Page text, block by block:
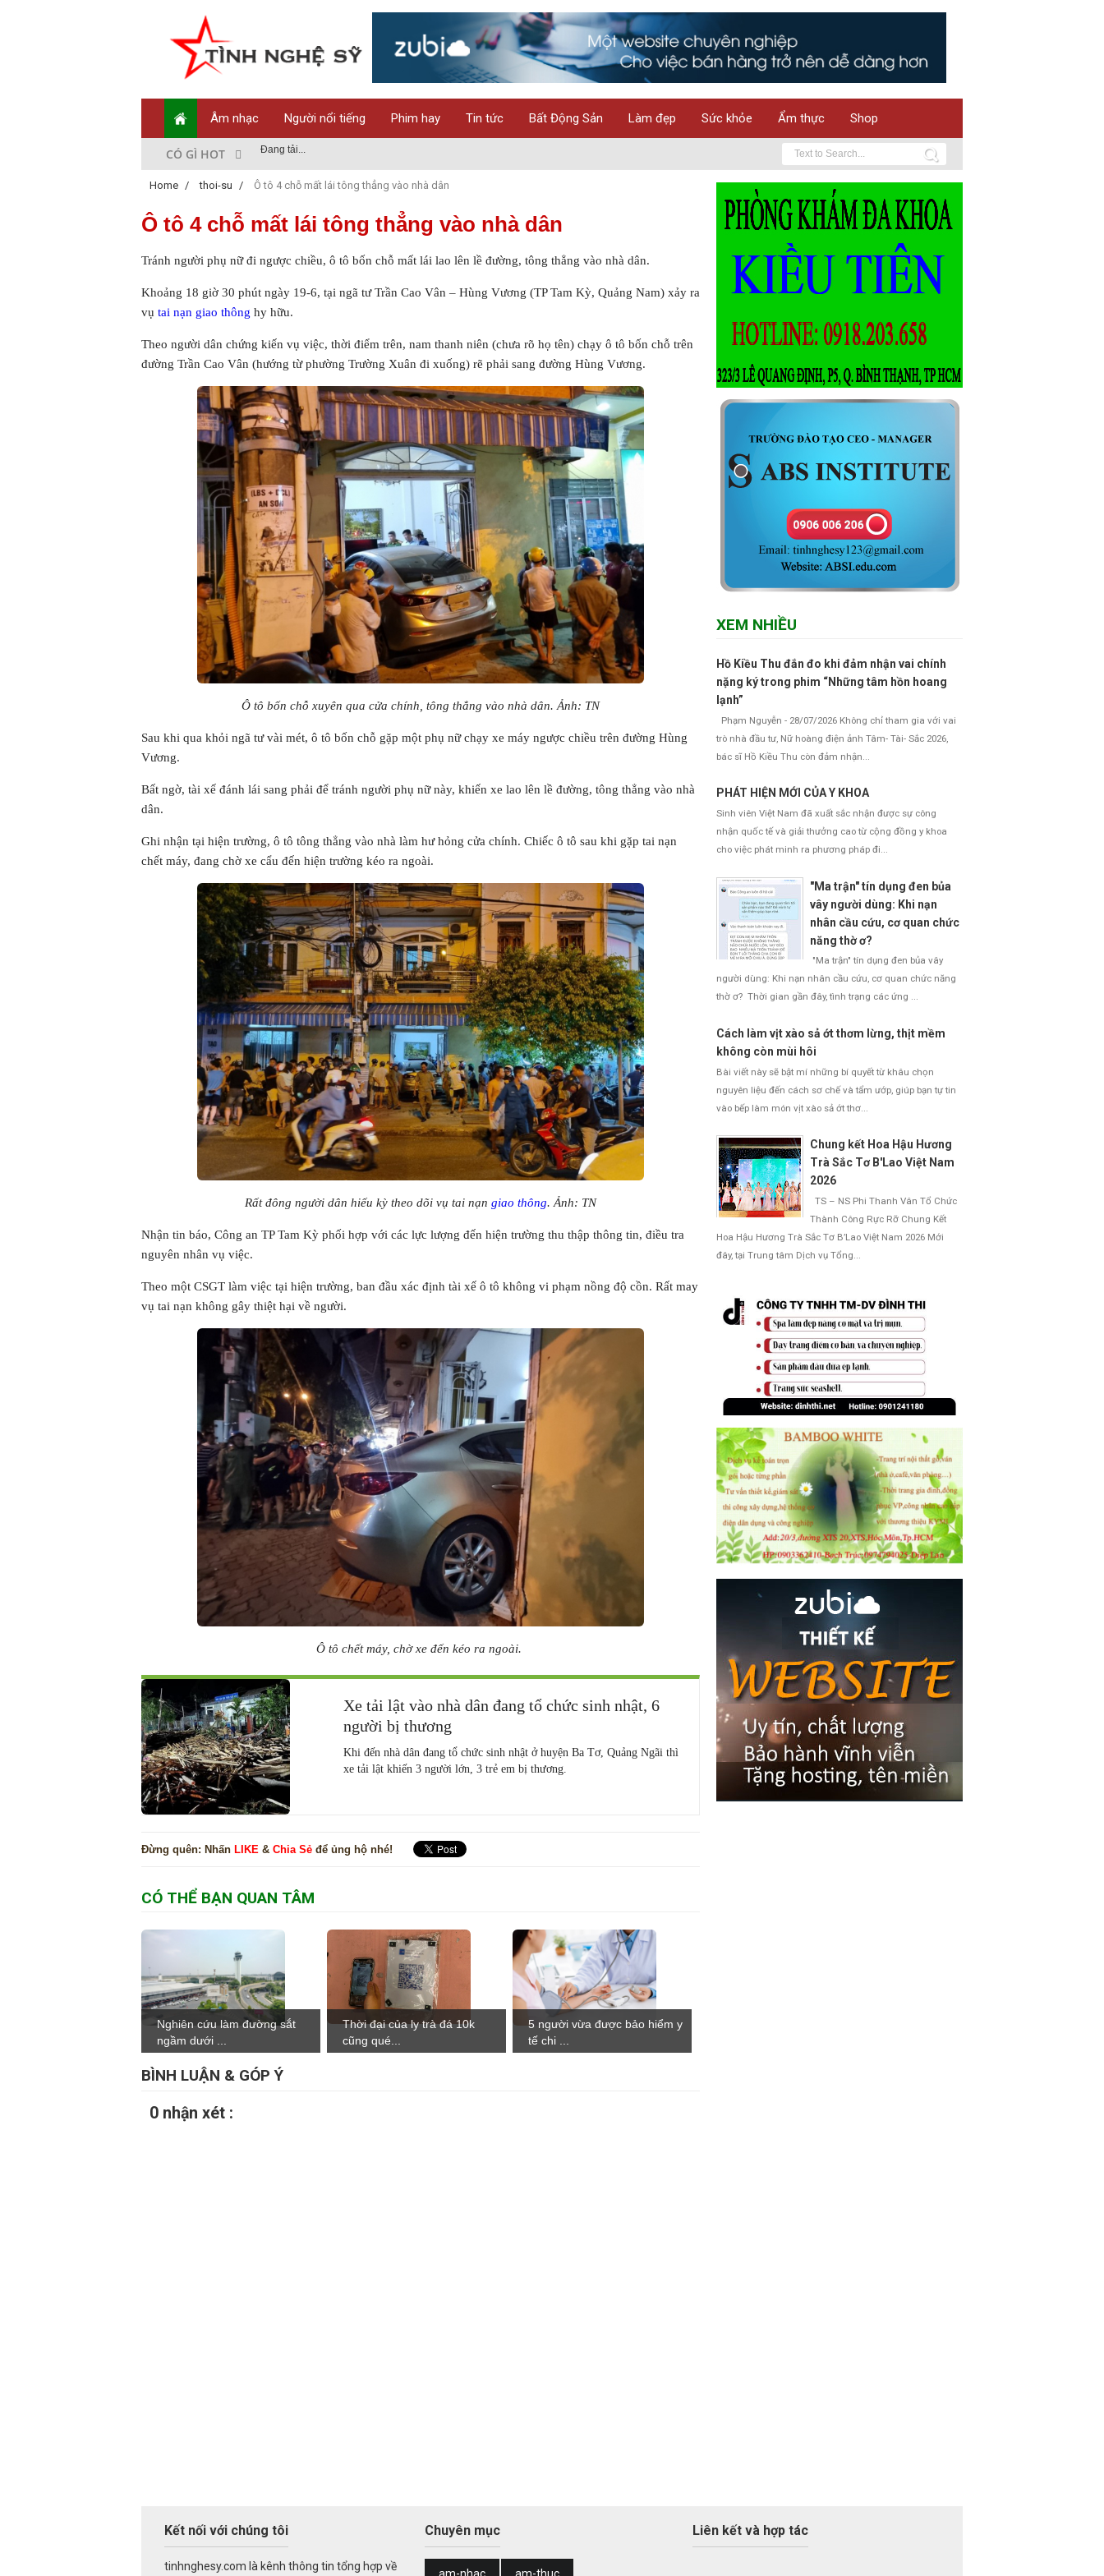
Âm nhạc Người nổi tiếng Phim hay Tin tức Bất Động Sản Làm đẹp Sức khỏe Ẩm thực Shop
CÓ GÌ HOT Đang tải...
Home / thoi-su / Ô tô 4 chỗ mất lái tông thẳng vào nhà dân
Ô tô 4 chỗ mất lái tông thẳng vào nhà dân
Tránh người phụ nữ đi ngược chiều, ô tô bốn chỗ mất lái lao lên lề đường, tông thẳng vào nhà dân.
Khoảng 18 giờ 30 phút ngày 19-6, tại ngã tư Trần Cao Vân – Hùng Vương (TP Tam Kỳ, Quảng Nam) xảy ra
vụ tai nạn giao thông hy hữu.
Theo người dân chứng kiến vụ việc, thời điểm trên, nam thanh niên (chưa rõ họ tên) chạy ô tô bốn chỗ trên
đường Trần Cao Vân (hướng từ phường Trường Xuân đi xuống) rẽ phải sang đường Hùng Vương.
Ô tô bốn chỗ xuyên qua cửa chính, tông thẳng vào nhà dân. Ảnh: TN
Sau khi qua khỏi ngã tư vài mét, ô tô bốn chỗ gặp một phụ nữ chạy xe máy ngược chiều trên đường Hùng
Vương.
Bất ngờ, tài xế đánh lái sang phải để tránh người phụ nữ này, khiến xe lao lên lề đường, tông thẳng vào nhà
dân.
Ghi nhận tại hiện trường, ô tô tông thẳng vào nhà làm hư hỏng cửa chính. Chiếc ô tô sau khi gặp tai nạn
chết máy, đang chờ xe cẩu đến hiện trường kéo ra ngoài.
Rất đông người dân hiếu kỳ theo dõi vụ tai nạn giao thông. Ảnh: TN
Nhận tin báo, Công an TP Tam Kỳ phối hợp với các lực lượng đến hiện trường thu thập thông tin, điều tra
nguyên nhân vụ việc.
Theo một CSGT làm việc tại hiện trường, ban đầu xác định tài xế ô tô không vi phạm nồng độ cồn. Rất may
vụ tai nạn không gây thiệt hại về người.
Ô tô chết máy, chờ xe đến kéo ra ngoài.
Xe tải lật vào nhà dân đang tổ chức sinh nhật, 6
người bị thương
Khi đến nhà dân đang tổ chức sinh nhật ở huyện Ba Tơ, Quảng Ngãi thì
xe tải lật khiến 3 người lớn, 3 trẻ em bị thương.
Đừng quên: Nhấn LIKE & Chia Sẻ để ủng hộ nhé!
CÓ THỂ BẠN QUAN TÂM
Nghiên cứu làm đường sắt
ngầm dưới ...
Thời đại của ly trà đá 10k
cũng qué...
5 người vừa được bảo hiểm y
tế chi ...
BÌNH LUẬN & GÓP Ý
0 nhận xét :
XEM NHIỀU
Hồ Kiều Thu đắn đo khi đảm nhận vai chính
nặng ký trong phim “Những tâm hồn hoang
lạnh”
Phạm Nguyễn - 28/07/2026 Không chỉ tham gia với vai
trò nhà đầu tư, Nữ hoàng điện ảnh Tâm- Tài- Sắc 2026,
bác sĩ Hồ Kiều Thu còn đảm nhận...
PHÁT HIỆN MỚI CỦA Y KHOA
Sinh viên Việt Nam đã xuất sắc nhận được sự công
nhận quốc tế và giải thưởng cao từ cộng đồng y khoa
cho việc phát minh ra phương pháp đi...
"Ma trận" tín dụng đen bủa
vây người dùng: Khi nạn
nhân cầu cứu, cơ quan chức
năng thờ ơ?
"Ma trận" tín dụng đen bủa vây
người dùng: Khi nạn nhân cầu cứu, cơ quan chức năng
thờ ơ? Thời gian gần đây, tình trạng các ứng ...
Cách làm vịt xào sả ớt thơm lừng, thịt mềm
không còn mùi hôi
Bài viết này sẽ bật mí những bí quyết từ khâu chọn
nguyên liệu đến cách sơ chế và tẩm ướp, giúp bạn tự tin
vào bếp làm món vịt xào sả ớt thơ...
Chung kết Hoa Hậu Hương
Trà Sắc Tơ B'Lao Việt Nam
2026
TS – NS Phi Thanh Vân Tổ Chức
Thành Công Rực Rỡ Chung Kết
Hoa Hậu Hương Trà Sắc Tơ B’Lao Việt Nam 2026 Mới
đây, tại Trung tâm Dịch vụ Tổng...
Kết nối với chúng tôi
tinhnghesy.com là kênh thông tin tổng hợp về
Chuyên mục Liên kết và hợp tác